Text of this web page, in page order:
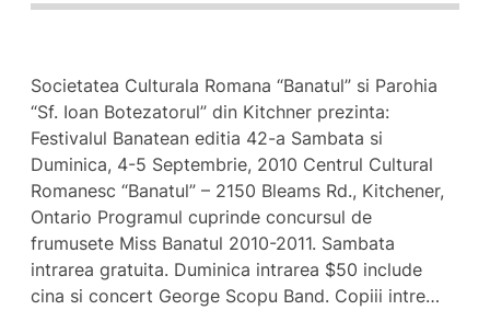
Societatea Culturala Romana “Banatul” si Parohia
“Sf. Ioan Botezatorul” din Kitchner prezinta:
Festivalul Banatean editia 42-a Sambata si
Duminica, 4-5 Septembrie, 2010 Centrul Cultural
Romanesc “Banatul” – 2150 Bleams Rd., Kitchener,
Ontario Programul cuprinde concursul de
frumusete Miss Banatul 2010-2011. Sambata
intrarea gratuita. Duminica intrarea $50 include
cina si concert George Scopu Band. Copiii intre…